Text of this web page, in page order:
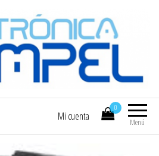
Electrónica COMPEL
Menú
0
Mi cuenta